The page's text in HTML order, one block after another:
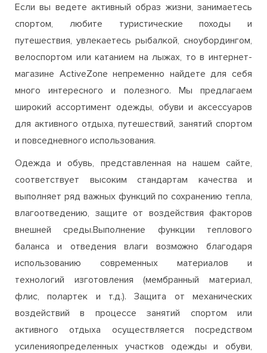
Если вы ведете активный образ жизни, занимаетесь
спортом, любите туристические походы и
путешествия, увлекаетесь рыбалкой, сноубордингом,
велоспортом или катанием на лыжах, то в интернет-
магазине ActiveZone непременно найдете для себя
много интересного и полезного. Мы предлагаем
широкий ассортимент одежды, обуви и аксессуаров
для активного отдыха, путешествий, занятий спортом
и повседневного использования.
Одежда и обувь, представленная на нашем сайте,
соответствует высоким стандартам качества и
выполняет ряд важных функций по сохранению тепла,
влагоотведению, защите от воздействия факторов
внешней среды.Выполнение функции теплового
баланса и отведения влаги возможно благодаря
использованию современных материалов и
технологий изготовления (мембранный материал,
флис, полартек и т.д.). Защита от механических
воздействий в процессе занятий спортом или
активного отдыха осуществляется посредством
усиленияопределенных участков одежды и обуви,